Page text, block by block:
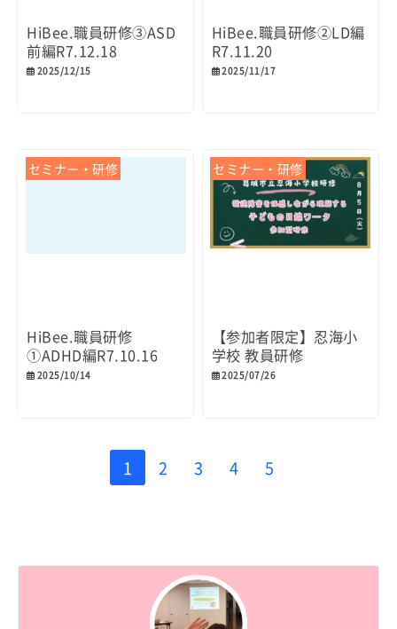
HiBee.職員研修③ASD
前編R7.12.18
2025/12/15
HiBee.職員研修②LD編
R7.11.20
2025/11/17
セミナー・研修
HiBee.職員研修
①ADHD編R7.10.16
2025/10/14
セミナー・研修
【参加者限定】忍海小
学校 教員研修
2025/07/26
1 2 3 4 5